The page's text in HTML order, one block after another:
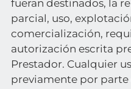
fueran destinados, la
parcial, uso,
comercialización,
autorización escrita
Prestador. Cualquier
previamente por parte